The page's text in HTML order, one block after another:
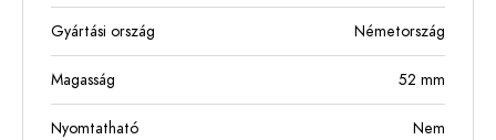
Gyártási ország Németország
Magasság 52 mm
Nyomtatható Nem